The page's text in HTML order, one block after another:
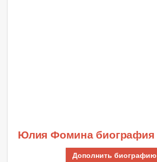
Юлия Фомина биография
Дополнить биографию